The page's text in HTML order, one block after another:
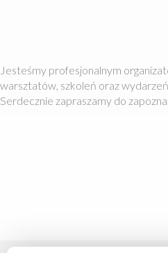
Jesteśmy profesjonalnym
warsztatów, szkoleń oraz
Serdecznie zapraszamy do